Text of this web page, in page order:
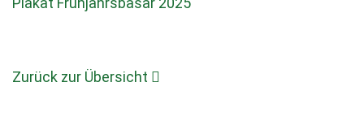
Zurück zur Übersicht